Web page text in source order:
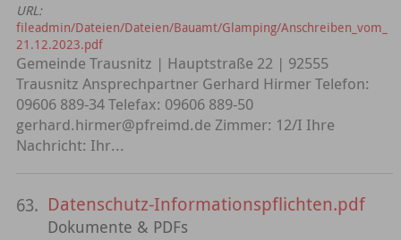
URL:
fileadmin/Dateien/Dateien/Bauamt/Glamping/Anschreiben_vom_
21.12.2023.pdf
Gemeinde Trausnitz | Hauptstraße 22 | 92555
Trausnitz Ansprechpartner Gerhard Hirmer Telefon:
09606 889-34 Telefax: 09606 889-50
gerhard.hirmer@pfreimd.de Zimmer: 12/I Ihre
Nachricht: Ihr...
63. Datenschutz-Informationspflichten.pdf
Dokumente & PDFs